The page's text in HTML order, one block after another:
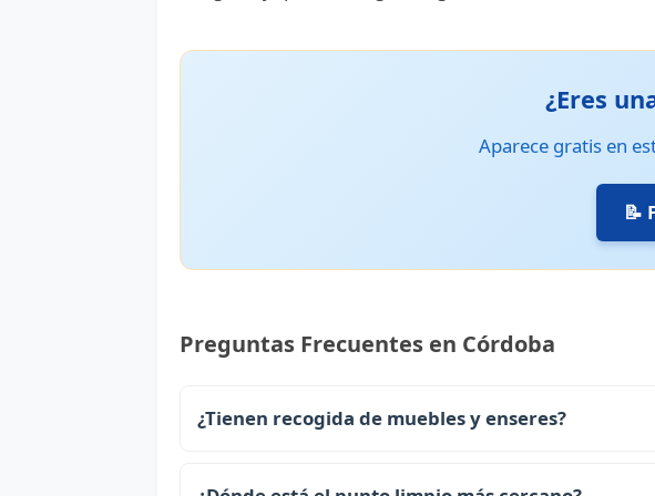
¿Eres
Aparece gratis en
📝
Preguntas Frecuentes en Córdoba
¿Tienen recogida de muebles y enseres?